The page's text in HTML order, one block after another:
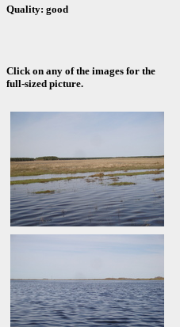
Quality: good
Click on any of the images for the
full-sized picture.